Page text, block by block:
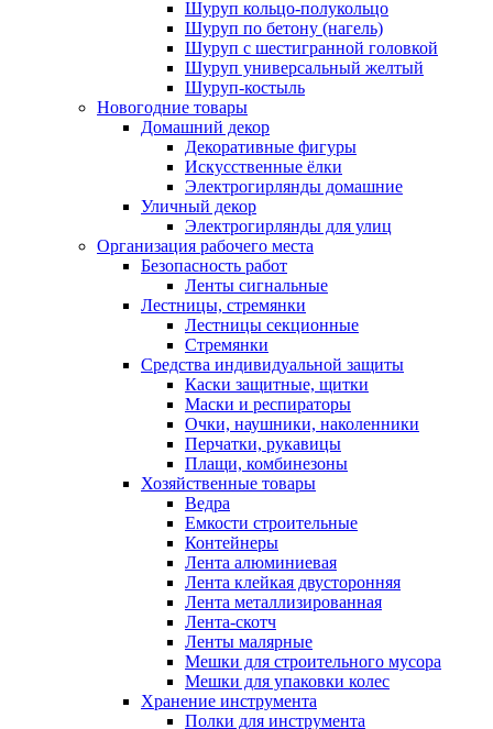
Шуруп кольцо-полукольцо
Шуруп по бетону (нагель)
Шуруп с шестигранной головкой
Шуруп универсальный желтый
Шуруп-костыль
Новогодние товары
Домашний декор
Декоративные фигуры
Искусственные ёлки
Электрогирлянды домашние
Уличный декор
Электрогирлянды для улиц
Организация рабочего места
Безопасность работ
Ленты сигнальные
Лестницы, стремянки
Лестницы секционные
Стремянки
Средства индивидуальной защиты
Каски защитные, щитки
Маски и респираторы
Очки, наушники, наколенники
Перчатки, рукавицы
Плащи, комбинезоны
Хозяйственные товары
Ведра
Емкости строительные
Контейнеры
Лента алюминиевая
Лента клейкая двусторонняя
Лента металлизированная
Лента-скотч
Ленты малярные
Мешки для строительного мусора
Мешки для упаковки колес
Хранение инструмента
Полки для инструмента